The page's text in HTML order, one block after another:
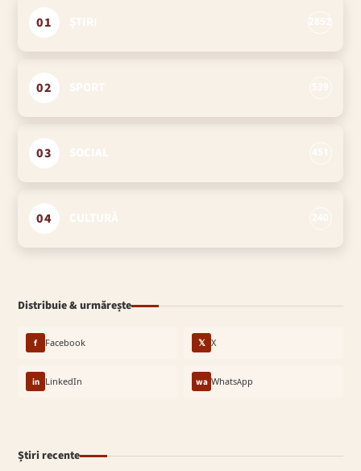
01
02
03
04
Distribuie & urmărește
f Facebook 𝕏 X
in LinkedIn wa WhatsApp
Știri recente